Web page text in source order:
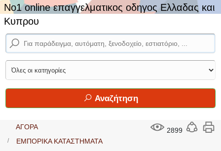
No1 online επαγγελματικος οδηγος Ελλαδας και
Κυπρου
Αναζήτηση
2899
ΑΓΟΡΑ
ΕΜΠΟΡΙΚΑ ΚΑΤΑΣΤΗΜΑΤΑ